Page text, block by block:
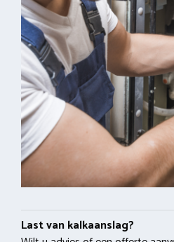
Last van kalkaanslag?